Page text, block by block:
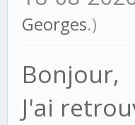
Georges.)
Bonjour,
J'ai